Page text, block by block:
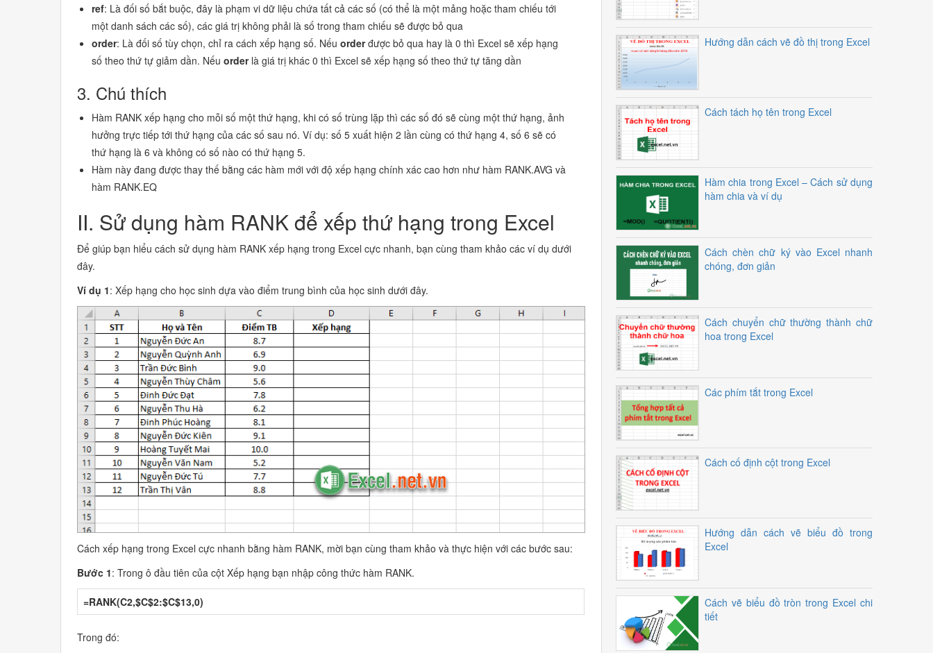
ref: Là đối số bắt buộc, đây là phạm vi dữ liệu chứa tất cả các số (có thể là một mảng hoặc tham chiếu tới
một danh sách các số), các giá trị không phải là số trong tham chiếu sẽ được bỏ qua
order: Là đối số tùy chọn, chỉ ra cách xếp hạng số. Nếuorderđược bỏ qua hay là 0 thì Excel sẽ xếp hạng
số theo thứ tự giảm dần. Nếuorderlà giá trị khác 0 thì Excel sẽ xếp hạng số theo thứ tự tăng dần
3. Chú thích
Hàm RANK xếp hạng cho mỗi số một thứ hạng, khi có số trùng lặp thì các số đó sẽ cùng một thứ hạng, ảnh
hưởng trực tiếp tới thứ hạng của các số sau nó. Ví dụ: số 5 xuất hiện 2 lần cùng có thứ hạng 4, số 6 sẽ có
thứ hạng là 6 và không có số nào có thứ hạng 5.
Hàm này đang được thay thế bằng các hàm mới với độ xếp hạng chính xác cao hơn như hàm RANK.AVG và
hàm RANK.EQ
II. Sử dụng hàm RANK để xếp thứ hạng trong Excel
Để giúp bạn hiểu cách sử dụng hàm RANK xếp hạng trong Excel cực nhanh, bạn cùng tham khảo các ví dụ dưới
đây.
Ví dụ 1: Xếp hạng cho học sinh dựa vào điểm trung bình của học sinh dưới đây.
Cách xếp hạng trong Excel cực nhanh bằng hàm RANK, mời bạn cùng tham khảo và thực hiện với các bước sau:
Bước 1: Trong ô đầu tiên của cột Xếp hạng bạn nhập công thức hàm RANK.
=RANK(C2,$C$2:$C$13,0)
Trong đó:
Hướng dẫn cách vẽ đồ thị trong Excel
Cách tách họ tên trong Excel
Hàm chia trong Excel – Cách sử dụng
hàm chia và ví dụ
Cách chèn chữ ký vào Excel nhanh
chóng, đơn giản
Cách chuyển chữ thường thành chữ
hoa trong Excel
Các phím tắt trong Excel
Cách cố định cột trong Excel
Hướng dẫn cách vẽ biểu đồ trong
Excel
Cách vẽ biểu đồ tròn trong Excel chi
tiết